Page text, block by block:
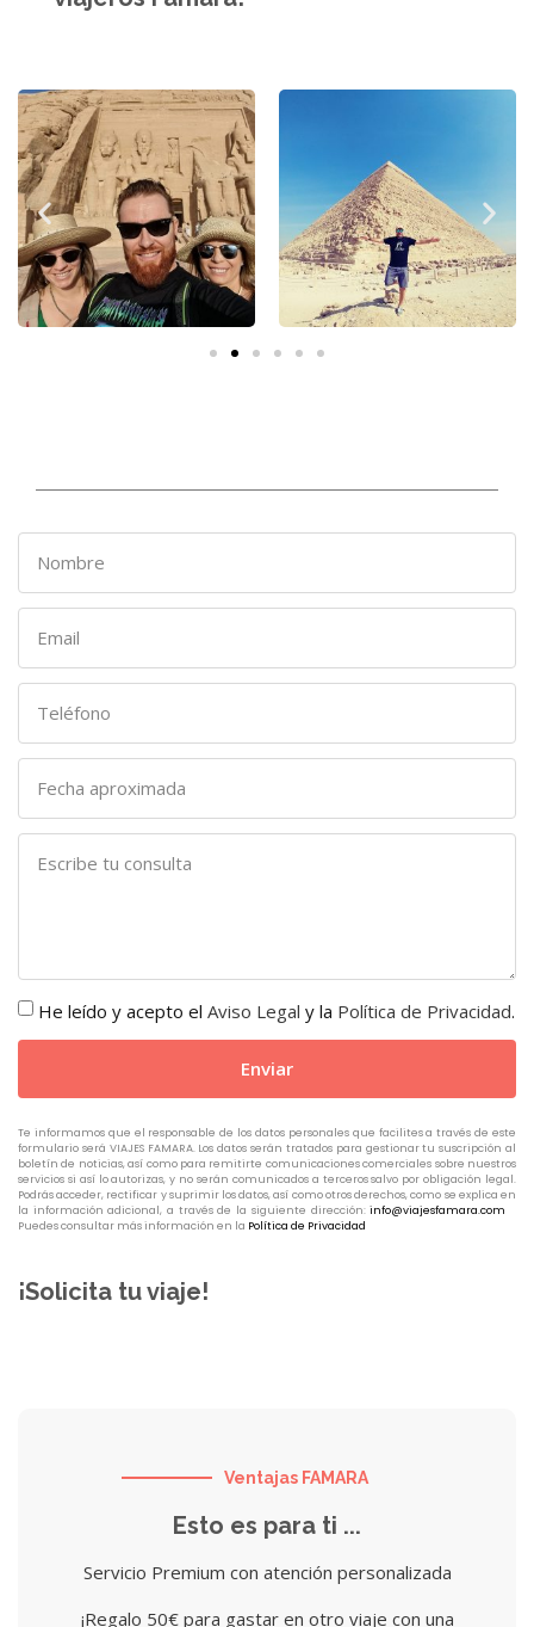
He leído y acepto el Aviso Legal y la Política de Privacidad.
Enviar
Te informamos que el responsable de los datos personales que facilites a través de este
formulario será VIAJES FAMARA. Los datos serán tratados para gestionar tu suscripción al
boletín de noticias, así como para remitirte comunicaciones comerciales sobre nuestros
servicios si así lo autorizas, y no serán comunicados a terceros salvo por obligación legal.
Podrás acceder, rectificar y suprimir los datos, así como otros derechos, como se explica en
la información adicional, a través de la siguiente dirección: info@viajesfamara.com
Puedes consultar más información en la Política de Privacidad
¡Solicita tu viaje!
Ventajas FAMARA
Esto es para ti ...
Servicio Premium con atención personalizada
¡Regalo 50€ para gastar en otro viaje con una